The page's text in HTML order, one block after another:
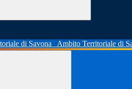
Ambito Territoriale di